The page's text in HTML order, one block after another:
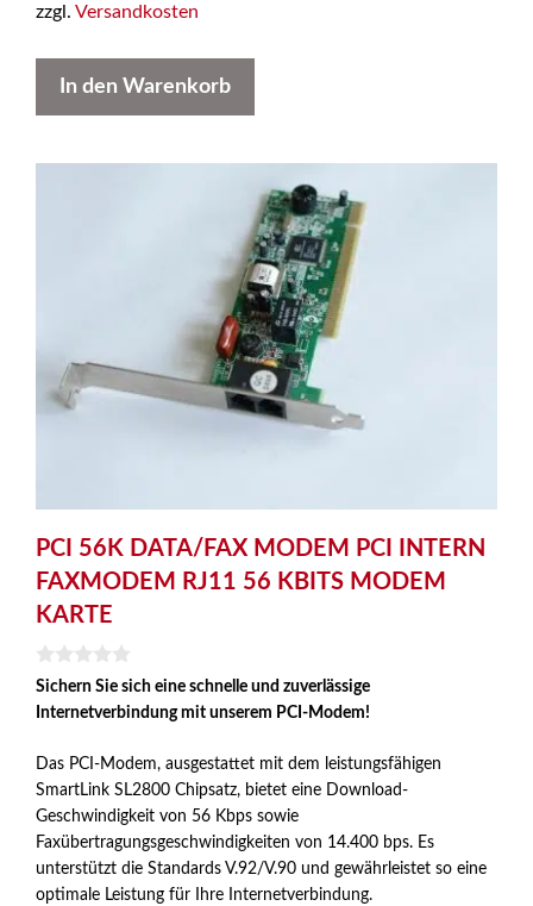
zzgl. Versandkosten
In den Warenkorb
PCI 56K DATA/FAX MODEM PCI INTERN
FAXMODEM RJ11 56 KBITS MODEM
KARTE
0
o
Sichern Sie sich eine schnelle und zuverlässige
Internetverbindung mit unserem PCI-Modem!
Das PCI-Modem, ausgestattet mit dem leistungsfähigen
SmartLink SL2800 Chipsatz, bietet eine Download-
Geschwindigkeit von 56 Kbps sowie
Faxübertragungsgeschwindigkeiten von 14.400 bps. Es
unterstützt die Standards V.92/V.90 und gewährleistet so eine
optimale Leistung für Ihre Internetverbindung.